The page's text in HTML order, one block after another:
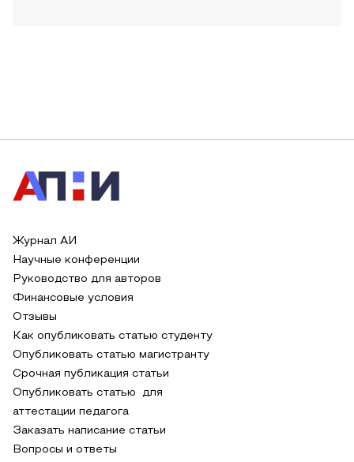
Журнал АИ
Научные конференции
Руководство для авторов
Финансовые условия
Отзывы
Как опубликовать статью студенту
Опубликовать статью магистранту
Срочная публикация статьи
Опубликовать статью для
аттестации педагога
Заказать написание статьи
Вопросы и ответы